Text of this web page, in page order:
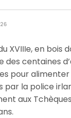
XVIIIe, en bois
des centaines
pour alimenter
par la police
aux